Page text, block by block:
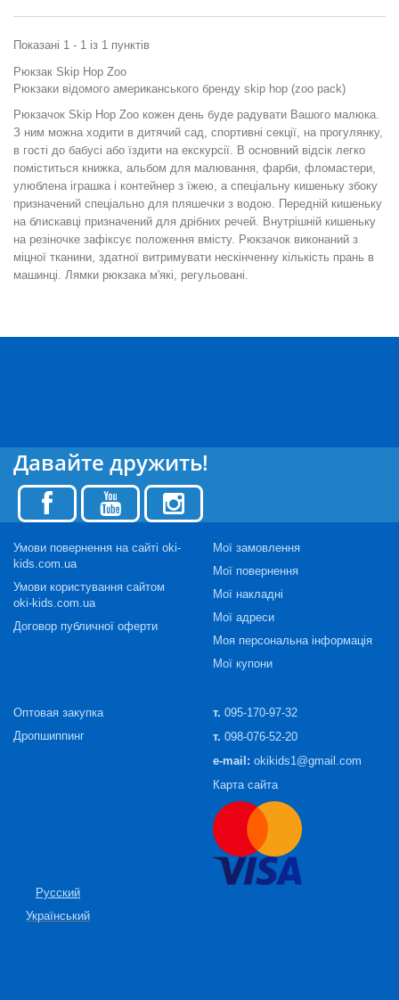
Показані 1 - 1 із 1 пунктів
Рюкзак Skip Hop Zoo
Рюкзаки відомого американського бренду skip hop (zoo pack)
Рюкзачок Skip Hop Zoo кожен день буде радувати Вашого малюка.
З ним можна ходити в дитячий сад, спортивні секції, на прогулянку,
в гості до бабусі або їздити на екскурсії. В основний відсік легко
поміститься книжка, альбом для малювання, фарби, фломастери,
улюблена іграшка і контейнер з їжею, а спеціальну кишеньку збоку
призначений спеціально для пляшечки з водою. Передній кишеньку
на блискавці призначений для дрібних речей. Внутрішній кишеньку
на резіночке зафіксує положення вмісту. Рюкзачок виконаний з
міцної тканини, здатної витримувати нескінченну кількість прань в
машинці. Лямки рюкзака м'які, регульовані.
Давайте дружить!
Умови повернення на сайті oki-
kids.com.ua
Умови користування сайтом
oki-kids.com.ua
Договор публичної оферти
Мої замовлення
Мої повернення
Мої накладні
Мої адреси
Моя персональна інформація
Мої купони
Оптовая закупка
Дропшиппинг
т. 095-170-97-32
т. 098-076-52-20
e-mail: okikids1@gmail.com
Карта сайта
Русский
Український